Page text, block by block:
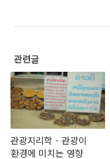
관련글
관광지리학 - 관광이
환경에 미치는 영향